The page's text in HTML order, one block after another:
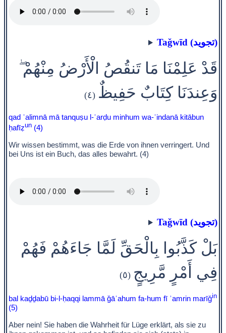
Taǧwīd (تجويد)
قَدْ عَلِمْنَا مَا تَنقُصُ الْأَرْضُ مِنْهُمْ ۖ
وَعِندَنَا كِتَابٌ حَفِيظٌ (٤)
qad ʿalimnā mā tanquṣu l-ʾarḍu minhum wa-ʿindanā kitābun
ḥafīẓun (4)
Wir wissen bestimmt, was die Erde von ihnen verringert. Und
bei Uns ist ein Buch, das alles bewahrt. (4)
Taǧwīd (تجويد)
بَلْ كَذَّبُوا بِالْحَقِّ لَمَّا جَاءَهُمْ فَهُمْ
فِي أَمْرٍ مَّرِيجٍ (٥)
bal kaḏḏabū bi-l-ḥaqqi lammā ǧāʾahum fa-hum fī ʾamrin marīǧin
(5)
Aber nein! Sie haben die Wahrheit für Lüge erklärt, als sie zu